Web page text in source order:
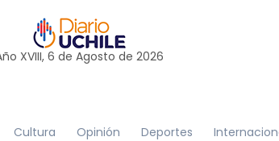
XVIII, 6 de Agosto de 2026
Cultura Opinión Deportes